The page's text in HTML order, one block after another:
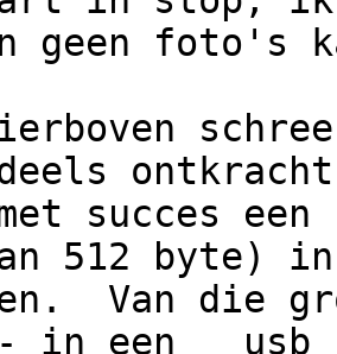
geen foto's
ontkracht
succes een
512 byte) in
Van die
- in een   usb